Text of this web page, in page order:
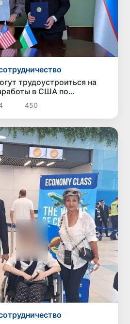
трудоустроиться на
в США по
450